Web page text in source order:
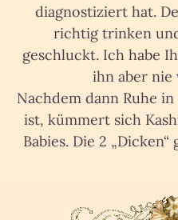
diagnostiziert hat.
richtig trinken
geschluckt. Ich habe
ihn aber nie
Nachdem dann Ruhe
ist, kümmert sich
Babies. Die 2